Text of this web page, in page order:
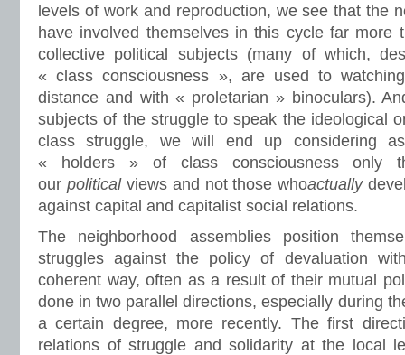
levels of work and reproduction, we see that the
have involved themselves in this cycle far more
collective political subjects (many of which,
« class consciousness », are used to
distance and with « proletarian » binoculars).
subjects of the struggle to speak the ideological
class struggle, we will end up considering
« holders » of class consciousness only
our politicalviews and not those whoactually
against capital and capitalist social relations.
The neighborhood assemblies position
struggles against the policy of devaluation
coherent way, often as a result of their mutual
done in two parallel directions, especially during
a certain degree, more recently. The first
relations of struggle and solidarity at the local